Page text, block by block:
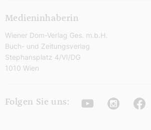
Medieninhaberin
Wiener Dom-Verlag Ges. m.b.H.
Buch- und Zeitungsverlag
Stephansplatz 4/VI/DG
1010 Wien
Folgen Sie uns: Youtube